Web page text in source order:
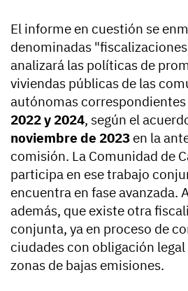
El informe en cuestión se
denominadas
analizará las políticas de
viviendas públicas de las
autónomas
2022 y 2024, según el
noviembre de 2023 en la
comisión. La Comunidad de
participa en ese trabajo
encuentra en fase avanzada.
además, que existe otra
conjunta, ya en proceso de
ciudades con obligación
zonas de bajas emisiones.